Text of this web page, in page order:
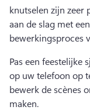
knutselen zijn zeer
aan de slag met
bewerkingsproces
Pas een feestelijke
op uw telefoon op
bewerk de scènes
maken.